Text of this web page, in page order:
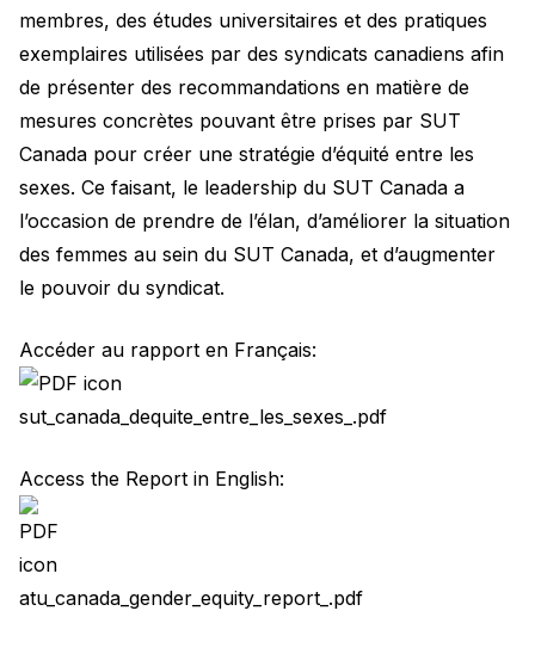
membres, des études universitaires et des pratiques
exemplaires utilisées par des syndicats canadiens afin
de présenter des recommandations en matière de
mesures concrètes pouvant être prises par SUT
Canada pour créer une stratégie d’équité entre les
sexes. Ce faisant, le leadership du SUT Canada a
l’occasion de prendre de l’élan, d’améliorer la situation
des femmes au sein du SUT Canada, et d’augmenter
le pouvoir du syndicat.
Accéder au rapport en Français:
sut_canada_dequite_entre_les_sexes_.pdf
Access the Report in English:
atu_canada_gender_equity_report_.pdf